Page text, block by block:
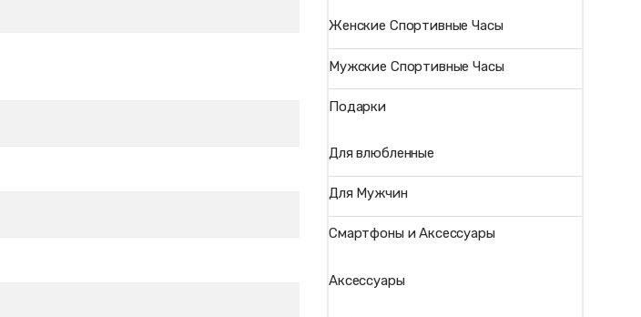
Женские Спортивные Часы
Мужские Спортивные Часы
Подарки
Для влюбленные
Для Мужчин
Смартфоны и Аксессуары
Аксессуары